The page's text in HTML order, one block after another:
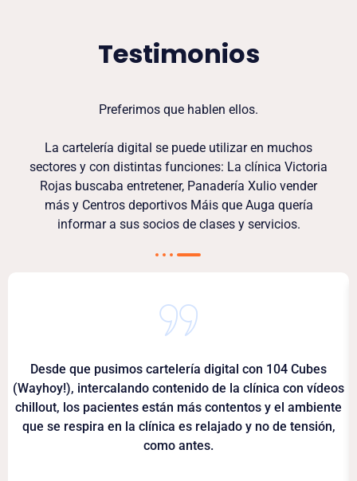
Testimonios
Preferimos que hablen ellos.
La cartelería digital se puede utilizar en muchos
sectores y con distintas funciones: La clínica Victoria
Rojas buscaba entretener, Panadería Xulio vender
más y Centros deportivos Máis que Auga quería
informar a sus socios de clases y servicios.
Desde que pusimos cartelería digital con 104 Cubes
(Wayhoy!), intercalando contenido de la clínica con vídeos
chillout, los pacientes están más contentos y el ambiente
que se respira en la clínica es relajado y no de tensión,
como antes.